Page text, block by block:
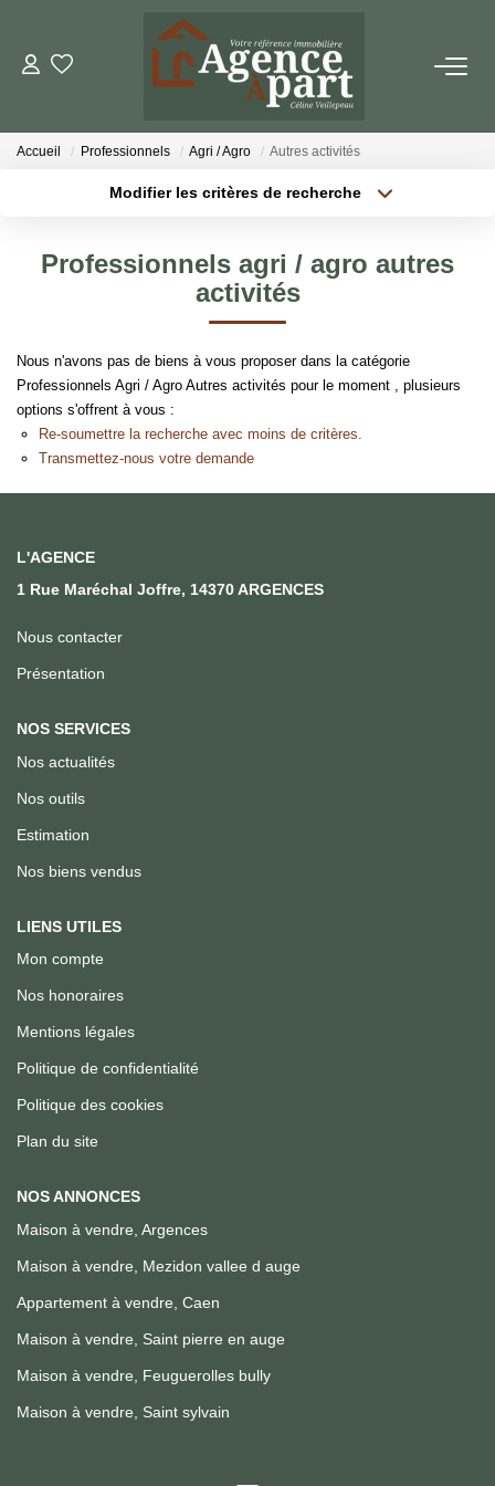
NOS BIENS
Ventes
Locations
ESTIMER
PARRAINER UN PROCHE
NOTRE AGENCE
Accueil Professionnels Agri / Agro Autres activités
Modifier les critères de recherche
Budget max
Professionnels agri / agro autres
activités
Nous n'avons pas de biens à vous proposer dans la catégorie
Professionnels Agri / Agro Autres activités pour le moment , plusieurs
options s'offrent à vous :
Re-soumettre la recherche avec moins de critères.
Transmettez-nous votre demande
L'AGENCE
1 Rue Maréchal Joffre, 14370 ARGENCES
Nous contacter
Présentation
NOS SERVICES
Nos actualités
Nos outils
Estimation
Nos biens vendus
LIENS UTILES
Mon compte
Nos honoraires
Mentions légales
Politique de confidentialité
Politique des cookies
Plan du site
NOS ANNONCES
Maison à vendre, Argences
Maison à vendre, Mezidon vallee d auge
Appartement à vendre, Caen
Maison à vendre, Saint pierre en auge
Maison à vendre, Feuguerolles bully
Maison à vendre, Saint sylvain